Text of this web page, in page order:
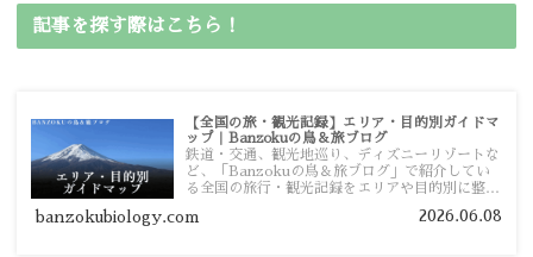
記事を探す際はこちら！
【全国の旅・観光記録】エリア・目的別ガイドマ
ップ｜Banzokuの鳥＆旅ブログ
鉄道・交通、観光地巡り、ディズニーリゾートな
ど、「Banzokuの鳥＆旅ブログ」で紹介してい
る全国の旅行・観光記録をエリアや目的別に整理
ガイドマップからスムーズに見つけていただけま
banzokubiology.com 2026.06.08